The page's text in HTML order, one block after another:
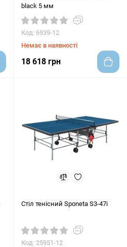
black 5 мм
Код: 6939-12
Немає в наявності
18 618 грн
Стіл тенісний Sponeta S3-47i
Код: 25951-12